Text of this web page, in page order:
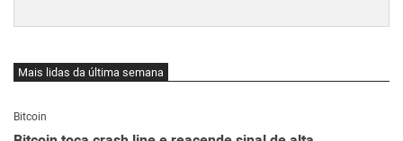
Mais lidas da última semana
Bitcoin